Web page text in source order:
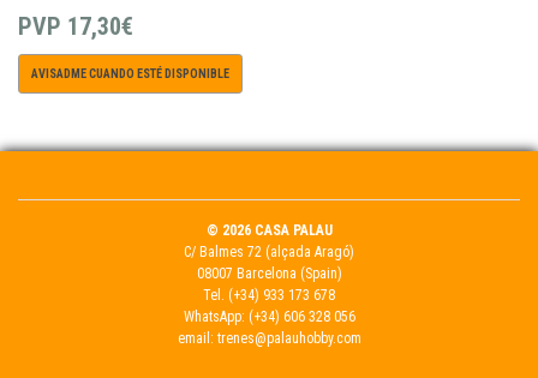
PVP 17,30€
AVISADME CUANDO ESTÉ DISPONIBLE
© 2026 CASA PALAU
C/ Balmes 72 (alçada Aragó)
08007 Barcelona (Spain)
Tel. (+34) 933 173 678
WhatsApp: (+34) 606 328 056
email: trenes@palauhobby.com